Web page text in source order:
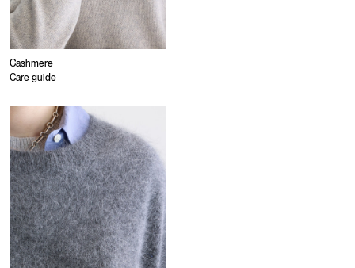
Cashmere
Care guide